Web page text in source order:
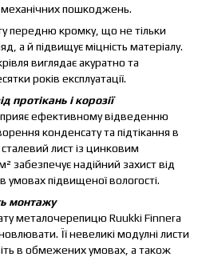
механічних пошкоджень.
передню кромку, що не тільки
а й підвищує міцність матеріалу.
виглядає акуратно та
років експлуатації.
і корозії
ефективному відведенню
конденсату та підтікання в
лист із цинковим
забезпечує надійний захист від
підвищеної вологості.
монтажу
металочерепицю Ruukki Finnera
Її невеликі модулні листи
в обмежених умовах, а також